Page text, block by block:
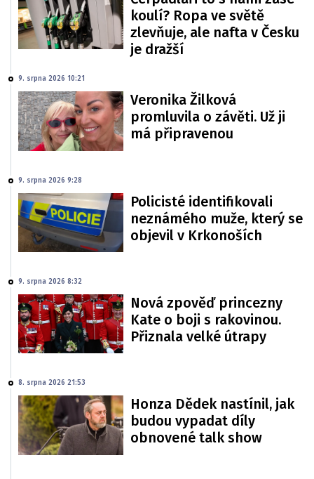
koulí? Ropa ve světě
zlevňuje, ale nafta v Česku
je dražší
9. srpna 2026 10:21
Veronika Žilková
promluvila o závěti. Už ji
má připravenou
9. srpna 2026 9:28
Policisté identifikovali
neznámého muže, který se
objevil v Krkonoších
9. srpna 2026 8:32
Nová zpověď princezny
Kate o boji s rakovinou.
Přiznala velké útrapy
8. srpna 2026 21:53
Honza Dědek nastínil, jak
budou vypadat díly
obnovené talk show